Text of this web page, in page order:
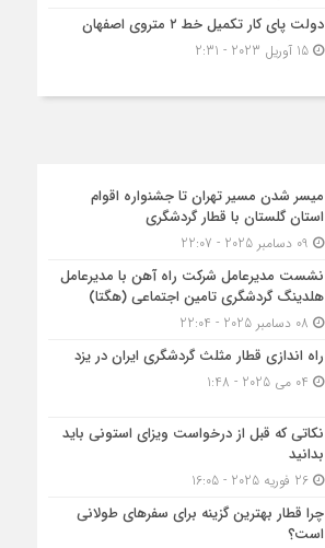
دولت پای کار تکمیل خط ۲ متروی اصفهان
15 آوریل 2023 - 2:31
میسر شدن مسیر تهران تا جشنواره اقوام
استان گلستان با قطار گردشگری
نشست مدیرعامل شرکت راه آهن با مدیرعامل
هلدینگ گردشگری تامین اجتماعی (هگتا)
راه اندازی قطار مثلث گردشگری ایران در یزد
نکاتی که قبل از درخواست ویزای استونی باید
بدانید
26 فوریه 2025 - 16:05
چرا قطار بهترین گزینه برای سفرهای طولانی
است؟